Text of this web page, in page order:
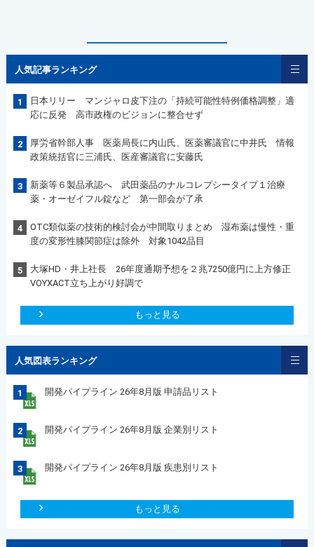
人気記事ランキング
1
日本リリー マンジャロ皮下注の「持続可能性特例価格調整」適
応に反発 高市政権のビジョンに整合せず
2
厚労省幹部人事 医薬局長に内山氏、医薬審議官に中井氏 情報
政策統括官に三浦氏、医産審議官に安藤氏
3
新薬等６製品承認へ 武田薬品のナルコレプシータイプ１治療
薬・オーゼイフル錠など 第一部会が了承
4
OTC類似薬の技術的検討会が中間取りまとめ 湿布薬は慢性・重
度の変形性膝関節症は除外 対象1042品目
5
大塚HD・井上社長 26年度通期予想を２兆7250億円に上方修正
VOYXACT立ち上がり好調で
もっと見る
人気図表ランキング
1 開発パイプライン 26年8月版 申請品リスト
2 開発パイプライン 26年8月版 企業別リスト
3 開発パイプライン 26年8月版 疾患別リスト
もっと見る